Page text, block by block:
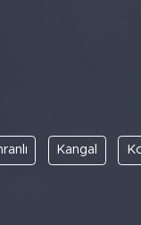
Kangal